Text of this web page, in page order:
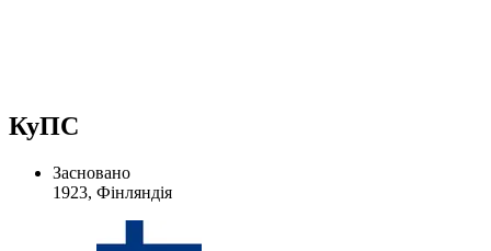
КуПС
Засновано
1923, Фінляндія